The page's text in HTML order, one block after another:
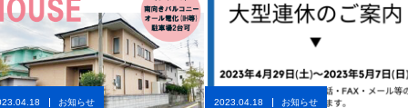
お知らせ 2023.04.18 お知らせ